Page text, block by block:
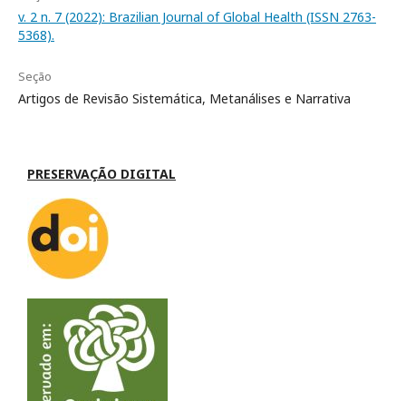
v. 2 n. 7 (2022): Brazilian Journal of Global Health (ISSN 2763-
5368).
Seção
Artigos de Revisão Sistemática, Metanálises e Narrativa
PRESERVAÇÃO DIGITAL